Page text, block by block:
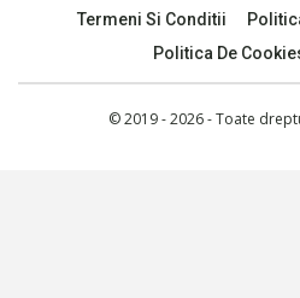
Termeni Si Conditii
Politica De
© 2019 - 2026 - Toate